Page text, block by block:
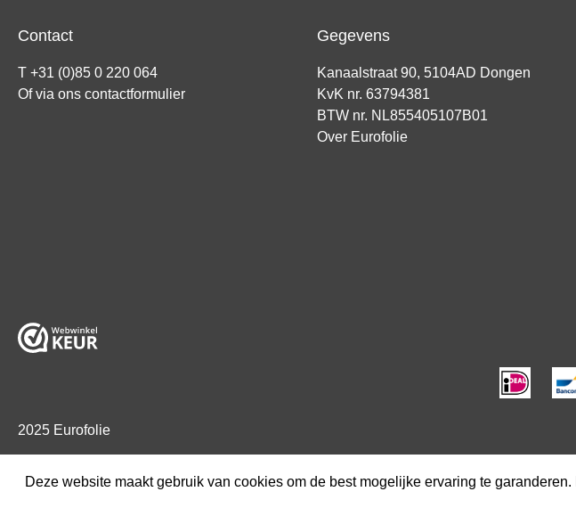
Contact
T +31 (0)85 0 220 064
Of via ons contactformulier
Gegevens
Kanaalstraat 90, 5104AD Dongen
KvK nr. 63794381
BTW nr. NL855405107B01
Over Eurofolie
2025 Eurofolie
Deze website maakt gebruik van cookies om de best mogelijke ervaring te garanderen.